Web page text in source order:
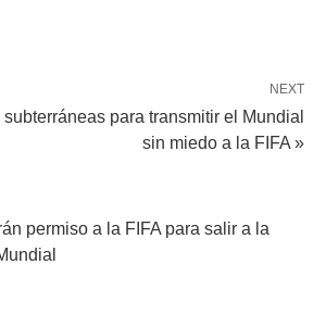
NEXT
para transmitir el Mundial
sin miedo a la FIFA »
permiso a la FIFA para salir a la